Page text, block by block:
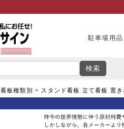
駐車場用品
検索
看板種類別 スタンド看板 立て看板 置